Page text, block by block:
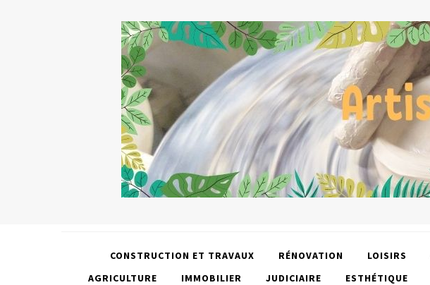
CONSTRUCTION ET TRAVAUX RÉNOVATION LOISIRS
AGRICULTURE
IMMOBILIER JUDICIAIRE ESTHÉTIQUE